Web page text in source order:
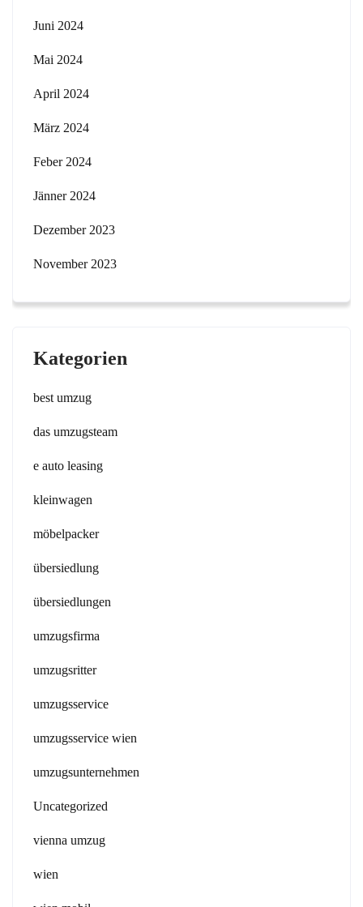
Juni 2024
Mai 2024
April 2024
März 2024
Feber 2024
Jänner 2024
Dezember 2023
November 2023
Kategorien
best umzug
das umzugsteam
e auto leasing
kleinwagen
möbelpacker
übersiedlung
übersiedlungen
umzugsfirma
umzugsritter
umzugsservice
umzugsservice wien
umzugsunternehmen
Uncategorized
vienna umzug
wien